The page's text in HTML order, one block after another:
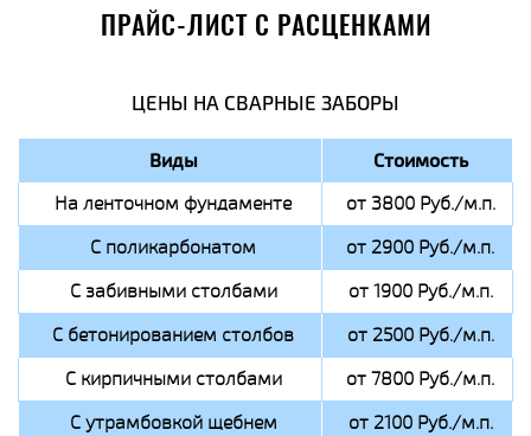
ПРАЙС-ЛИСТ С РАСЦЕНКАМИ
ЦЕНЫ НА СВАРНЫЕ ЗАБОРЫ
Виды Стоимость
На ленточном фундаменте
от 3800 Руб./м.п.
С поликарбонатом
от 2900 Руб./м.п.
С забивными столбами
от 1900 Руб./м.п.
С бетонированием столбов
от 2500 Руб./м.п.
С кирпичными столбами
от 7800 Руб./м.п.
С утрамбовкой щебнем
от 2100 Руб./м.п.